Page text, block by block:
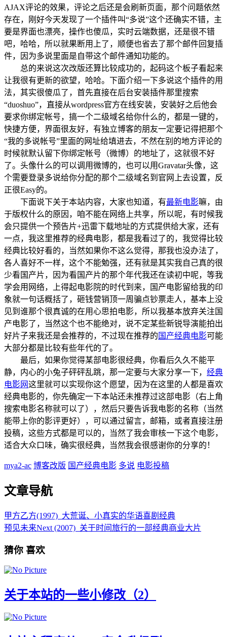
AJAX评论的效果，评论之后还是会刷新页面，那个问题依然
存在，刚好今天发现了一个插件叫“多说”这个还确实不错，主
要是界面也漂亮，操作也傻瓜，实时云端数据，还是很不错
吧，哈哈，所以就果断用上了，顺便也省去了那个邮件回复插
件，因为多说里面是自带这个邮件通知功能的。
总的来说这次改版还算比较成功的，起码这个板子看起来
让我很有更新的欲望，哈哈。下面介绍一下多说这个插件的用
法，其实很傻瓜了，首先直接在后台安装插件那里搜索
“duoshuo”，直接从wordpress官方在线安装，安装好之后他会
要求你绑定帐号，搞一个二级域名给你什么的，都是一键的，
快捷方便，界面很友好，有独立博客的朋友一定要记得把那个
“我的多说帐号”里面的网址给填进去，不然在别的地方评论的
时候就默认留下你绑定帐号（微博）的地址了，这就很不好
了。头像什么的可以调用微博的，也可以用Gravatar头像，这
个需要登录多说给你分配的那个二级域名到官网上去设置，反
正很Easy的。
下面说下关于本站内容，大家也知道，有最新电影嘛，由
于版权什么的原因，咱不能在网络上共享，所以呢，有时候我
会只提供一个预告片+迅雷下载地址的方式提供给大家，还有
一点，我这里推荐的经典电影，都是我看过了的，我觉得比较
经典比较好看的，当然如果你不这么觉得，那我也没办法了，
各人喜好不一样，这个不能勉强，还有就是其实我自己真的很
少看国产片，因为看国产片的那个年代我还在读初中呢，等我
学会用网络，上得起电影院的时代到来，国产电影留给我的印
象就一句话概括了，砸钱营销顶一周骗点钞票走人，基本上没
见到谁那个很真诚的在用心思拍电影，所以我基本放弃关注国
产电影了，当然这个也不能绝对，说不定某些新锐导演能拍出
好片子来我还是会推荐的，不过现在推荐的 国产经典电影可能
大部分都是比较有些年代的了。
最后，如果你觉得某部电影很经典，你看后久久不能平
静，内心的小兔子砰砰乱跳，那一定要与大家分享一下， 经典
电影网这里就可以实现你这个愿望，因为在这里的人都是喜欢
经典电影的，你先确定一下本站还未推荐过这部电影（右上角
搜索电影名称就可以了），然后只要告诉我电影的名称（当然
能带上你的影评更好），可以通过留言，邮箱，或者直接注册
投稿，这些方式都是可以的，当然了我会审核一下这个电影，
适合大众口味，确实很经典，当然我会很感谢你的分享的！
mya2-ac 博客改版 国产经典电影 多说 电影投稿
文章导航
甲方乙方(1997)_大荒诞、小真实的华语喜剧经典
预见未来Next (2007)_关于时间旅行的一部经典商业大片
猜你 喜欢
关于本站的一些小修改（2）